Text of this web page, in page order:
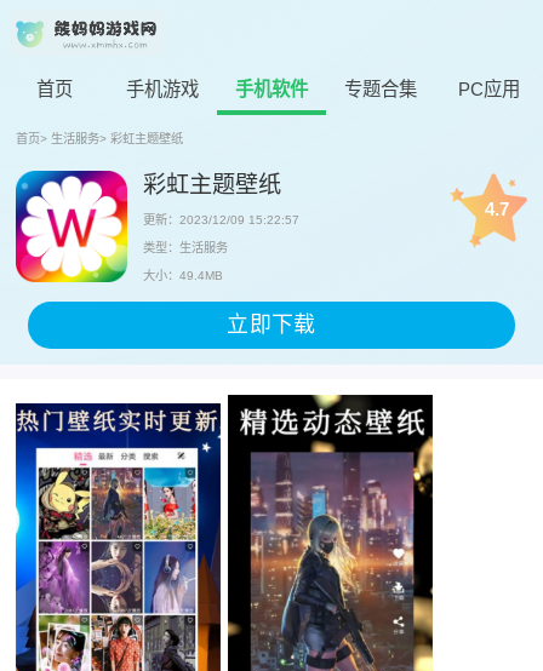
首页 手机游戏 手机软件 专题合集 PC应用
首页> 生活服务> 彩虹主题壁纸
彩虹主题壁纸
更新：2023/12/09 15:22:57
类型：生活服务
大小：49.4MB
4.7
立即下载